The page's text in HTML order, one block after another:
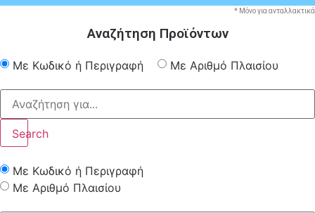
* Μόνο για ανταλλακτικά
Αναζήτηση Προϊόντων
Με Κωδικό ή Περιγραφή Με Αριθμό Πλαισίου
Search
Με Κωδικό ή Περιγραφή
Με Αριθμό Πλαισίου